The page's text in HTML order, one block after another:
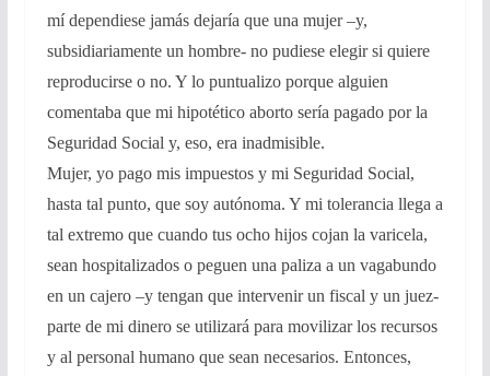
mí dependiese jamás dejaría que una mujer –y,
subsidiariamente un hombre- no pudiese elegir si quiere
reproducirse o no. Y lo puntualizo porque alguien
comentaba que mi hipotético aborto sería pagado por la
Seguridad Social y, eso, era inadmisible.
Mujer, yo pago mis impuestos y mi Seguridad Social,
hasta tal punto, que soy autónoma. Y mi tolerancia llega a
tal extremo que cuando tus ocho hijos cojan la varicela,
sean hospitalizados o peguen una paliza a un vagabundo
en un cajero –y tengan que intervenir un fiscal y un juez-
parte de mi dinero se utilizará para movilizar los recursos
y al personal humano que sean necesarios. Entonces,